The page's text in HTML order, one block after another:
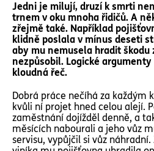
Jedni je milují, druzí k smrti
trnem v oku mnoha řidičů. A
zřejmě také. Například
klidně poslala v mínus deseti
aby mu nemusela hradit škodu
nezpůsobil. Logické
kloudná řeč.
Dobrá práce nečíhá za každým
kvůli ní projet hned celou alejí.
zaměstnání dojížděl denně, a
měsících nabourali a jeho vůz
servisu, vypůjčil si vůz